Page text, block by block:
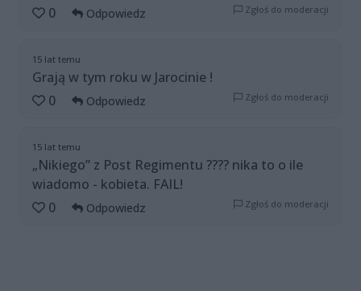
0
Odpowiedz Zgłoś do moderacji
15 lat temu
Grają w tym roku w Jarocinie !
0
Odpowiedz Zgłoś do moderacji
15 lat temu
„Nikiego” z Post Regimentu ???? nika to o ile
wiadomo - kobieta. FAIL!
0
Odpowiedz Zgłoś do moderacji